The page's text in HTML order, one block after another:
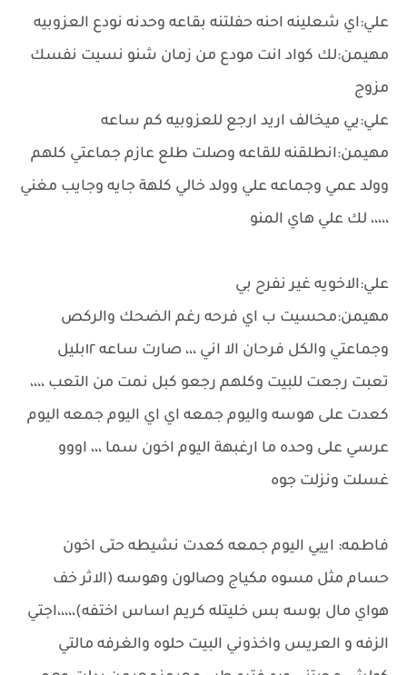
علي:اي شعلينه احنه حفلتنه بقاعه وحدنه نودع العزوبيه
مهيمن:لك كواد انت مودع من زمان شنو نسيت نفسك
مزوج
علي:يي ميخالف اريد ارجع للعزوبيه كم ساعه
مهيمن:انطلقنه للقاعه وصلت طلع عازم جماعتي كلهم
وولد عمي وجماعه علي وولد خالي كلهة جايه وجايب مغني
،،،،، لك علي هاي المنو
علي:الاخويه غير نفرح بي
مهيمن:محسيت ب اي فرحه رغم الضحك والركص
وجماعتي والكل فرحان الا اني ،،، صارت ساعه ١٢بليل
تعبت رجعت للبيت وكلهم رجعو كبل نمت من التعب ،،،،
كعدت على هوسه واليوم جمعه اي اي اليوم جمعه اليوم
عرسي على وحده ما ارغبهة اليوم اخون سما ،،، اووو
غسلت ونزلت جوه
فاطمه: اييي اليوم جمعه كعدت نشيطه حتى اخون
حسام مثل مسوه مكياج وصالون وهوسه (الاثر خف
هواي مال بوسه بس خليتله كريم اساس اختفه)،،،،،اجتي
الزفه و العريس واخذوني البيت حلوه والغرفه مالتي